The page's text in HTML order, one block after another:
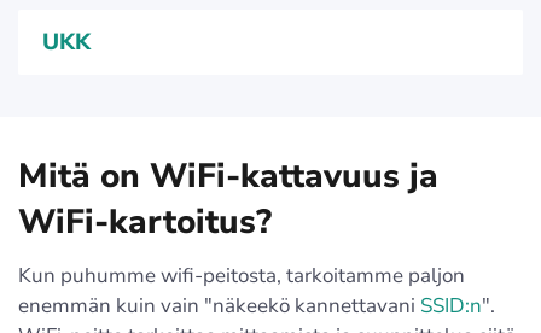
UKK
Mitä on WiFi-kattavuus ja
WiFi-kartoitus?
Kun puhumme wifi-peitosta, tarkoitamme paljon
enemmän kuin vain "näkeekö kannettavani SSID:n".